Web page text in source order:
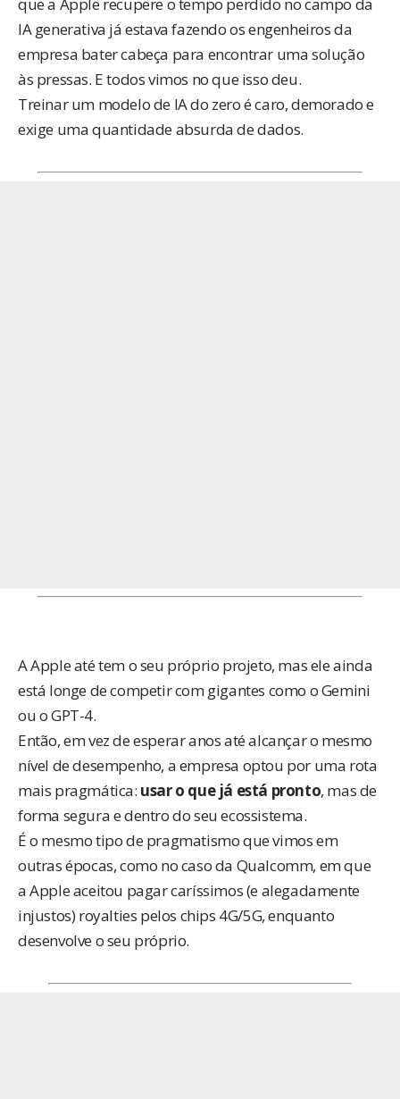
IA generativa já estava fazendo os engenheiros da
empresa bater cabeça para encontrar uma solução
às pressas. E todos vimos no que isso deu.
Treinar um modelo de IA do zero é caro, demorado e
exige uma quantidade absurda de dados.
A Apple até tem o seu próprio projeto, mas ele ainda
está longe de competir com gigantes como o Gemini
ou o GPT-4.
Então, em vez de esperar anos até alcançar o mesmo
nível de desempenho, a empresa optou por uma rota
mais pragmática: usar o que já está pronto, mas de
forma segura e dentro do seu ecossistema.
É o mesmo tipo de pragmatismo que vimos em
outras épocas, como nocaso da Qualcomm, em que
a Apple aceitou pagar caríssimos (e alegadamente
injustos) royalties pelos chips 4G/5G, enquanto
desenvolve o seu próprio.